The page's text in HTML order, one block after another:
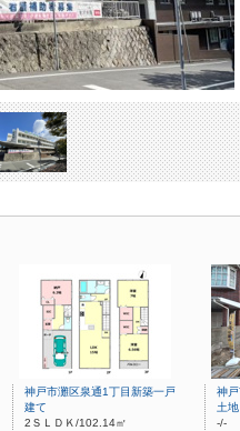
神戸市灘区泉通1丁目新築一戸
建て
2ＳＬＤＫ/102.14㎡
神
土地
-/-